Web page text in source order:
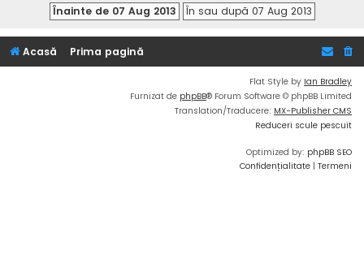
Acasă Prima pagină
Flat Style by Ian Bradley
Furnizat de phpBB® Forum Software © phpBB Limited
Translation/Traducere: MX-Publisher CMS
Reduceri scule pescuit
Optimized by: phpBB SEO
Confidențialitate | Termeni